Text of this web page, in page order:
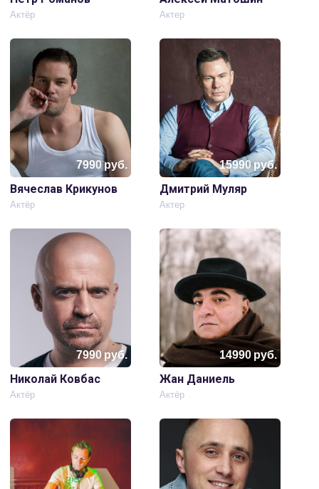
Актёр Актер
7990руб.
Вячеслав Крикунов
Актёр
15990руб.
Дмитрий Муляр
Актер
7990 руб.
Николай Ковбас
Актёр
14990руб.
Жан Даниель
Актёр